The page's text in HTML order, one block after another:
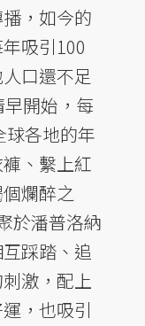
，如今的
吸引100
口還不足
開始，每
球各地的年
、繫上紅
爛醉之
於潘普洛納
踩踏、追
激，配上
，也吸引